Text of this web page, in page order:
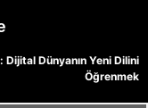
Dünyanın Yeni Dilini
Öğrenmek